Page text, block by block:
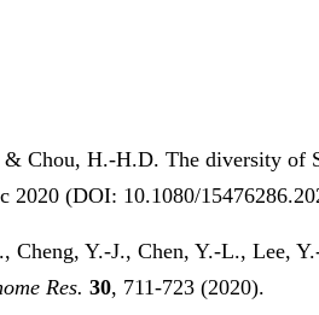
Chou, H.-H.D. The diversity of
2020 (DOI: 10.1080/
Cheng, Y.-J., Chen, Y.-L., Lee,
Res. 30, 711-723 (2020).